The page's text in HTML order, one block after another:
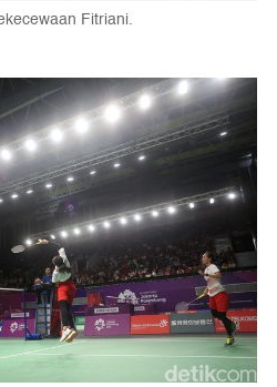
Fitriani.